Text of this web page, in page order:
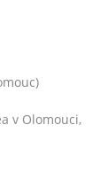
v Olomouci,